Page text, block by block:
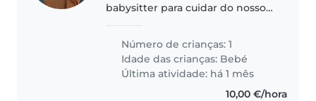
babysitter para cuidar do nosso
calmo, amigável e muito
inteligente. Preferimos alguém
que fale português e que se sinta
confortável..
Número de crianças: 1
Idade das crianças: Bebé
Última atividade: há 1 mês
10,00 €/hora